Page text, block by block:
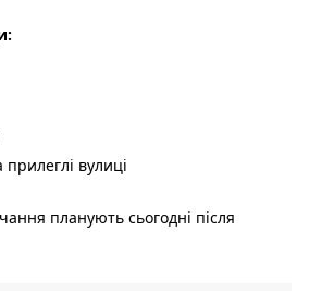
вулиці
планують сьогодні після